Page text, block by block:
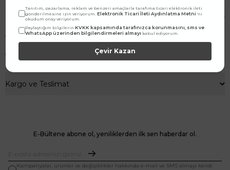
Ürün Özellikleri
VEREV KAPAMALI BUZY BLUZ - BEYAZ ÖZELLİKER
Reglan kol, d
nden kaplama top düğmeli, s
sahip, k
endi kumaşından seyyar kemerli, p remium saten bluz.
Kumaş içerik:%30 COTTON, %70 PES
Kargo ve Teslimat
E-Bültene abone ol, yeniliklerden ilk sen haberdar ol.
Kampanyalar, ürünler ve değişiklikler hakkında e-mail ve SMS almayı kendi
Tanıtım, pazarlama, reklam ve benzeri amaçlarla tarafıma ticari elektronik ileti
gönderilmesine izin veriyorum.Elektronik Ticari İleti Aydınlatma Metni 'ni
okudum onay veriyorum.
Paylaştığım bilgilerinKVKK kapsamında tarafınızca korunmasını, sms ve
WhatsApp üzerinden bilgilendirmeleri almayı kabul ediyorum.
Çevir Kazan